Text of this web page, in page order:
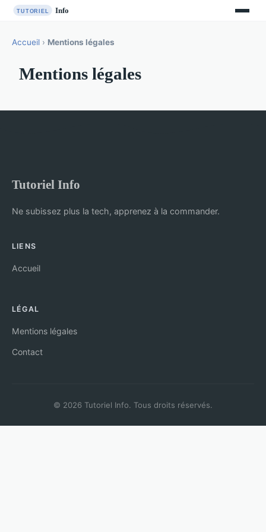
Accueil › Mentions légales
Mentions légales
Tutoriel Info
Ne subissez plus la tech, apprenez à la commander.
LIENS
Accueil
LÉGAL
Mentions légales
Contact
© 2026 Tutoriel Info. Tous droits réservés.